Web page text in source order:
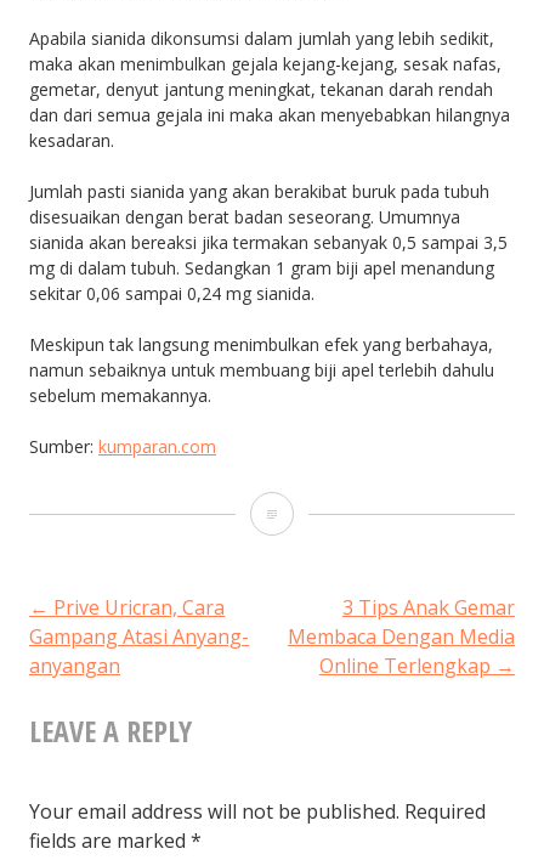
Apabila sianida dikonsumsi dalam jumlah yang lebih sedikit,
maka akan menimbulkan gejala kejang-kejang, sesak nafas,
gemetar, denyut jantung meningkat, tekanan darah rendah
dan dari semua gejala ini maka akan menyebabkan hilangnya
kesadaran.
Jumlah pasti sianida yang akan berakibat buruk pada tubuh
disesuaikan dengan berat badan seseorang. Umumnya
sianida akan bereaksi jika termakan sebanyak 0,5 sampai 3,5
mg di dalam tubuh. Sedangkan 1 gram biji apel menandung
sekitar 0,06 sampai 0,24 mg sianida.
Meskipun tak langsung menimbulkan efek yang berbahaya,
namun sebaiknya untuk membuang biji apel terlebih dahulu
sebelum memakannya.
Sumber: kumparan.com
Biji
Termakan
Ini
POST
NAVIGATION
← Prive Uricran, Cara
Gampang Atasi Anyang-
anyangan
3 Tips Anak Gemar
Membaca Dengan Media
Online Terlengkap →
LEAVE A REPLY
Your email address will not be published. Required
fields are marked *